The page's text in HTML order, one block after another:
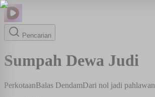
Pencarian
Sumpah Dewa Judi
PerkotaanBalas DendamDari nol jadi pahlawan